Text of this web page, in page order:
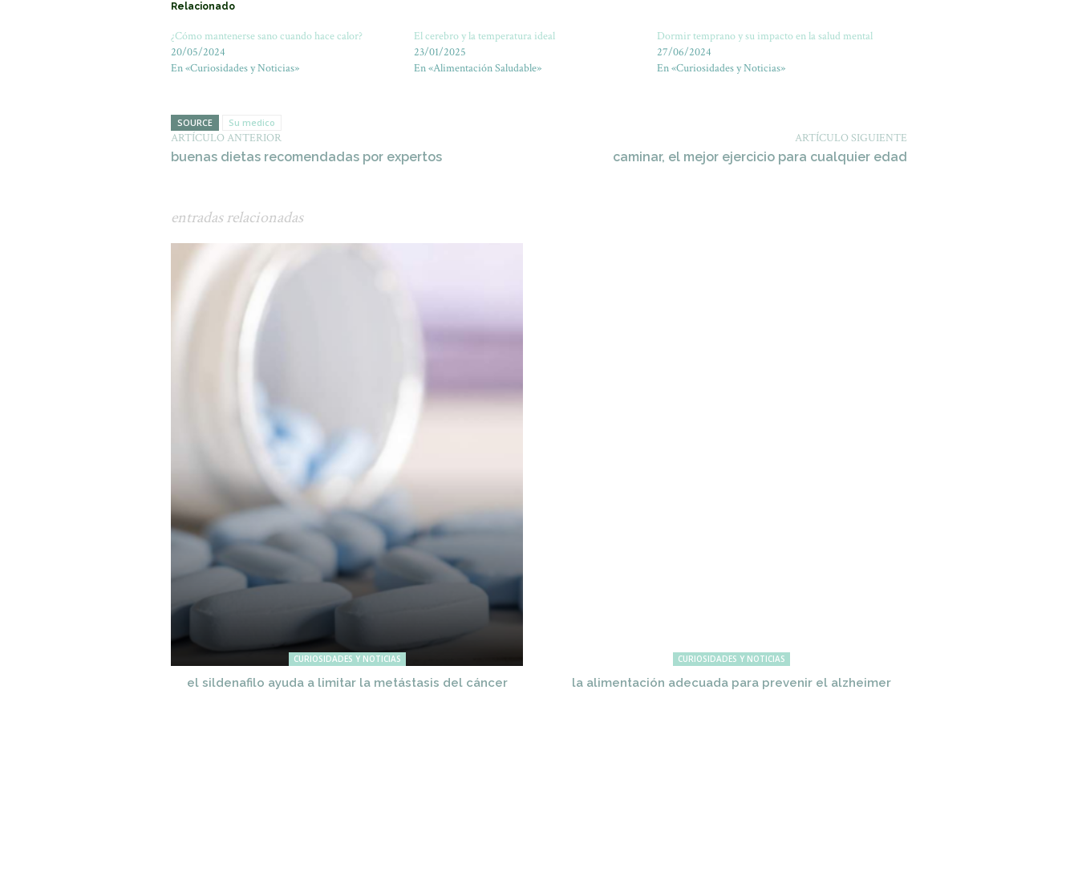
Relacionado
¿Cómo mantenerse sano cuando hace calor?
20/05/2024
En «Curiosidades y Noticias»
El cerebro y la temperatura ideal
23/01/2025
En «Alimentación Saludable»
Dormir temprano y su impacto en la salud mental
27/06/2024
En «Curiosidades y Noticias»
SOURCE Su medico
ARTÍCULO ANTERIOR
buenas dietas recomendadas por expertos
ARTÍCULO SIGUIENTE
caminar, el mejor ejercicio para cualquier edad
entradas relacionadas
CURIOSIDADES Y NOTICIAS
el sildenafilo ayuda a limitar la metástasis del cáncer
CURIOSIDADES Y NOTICIAS
la alimentación adecuada para prevenir el alzheimer